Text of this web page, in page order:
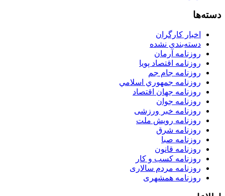
دسته‌ها
اخبار کارگران
دسته‌بندی نشده
روزنامه آرمان
روزنامه اقتصاد پویا
روزنامه جام جم
روزنامه جمهوري اسلامي
روزنامه جهان اقتصاد
روزنامه جوان
روزنامه خبر ورزشى
روزنامه رویش ملت
روزنامه شرق
روزنامه صبا
روزنامه قانون
روزنامه كسب و كار
روزنامه مردم سالاری
روزنامه همشهری